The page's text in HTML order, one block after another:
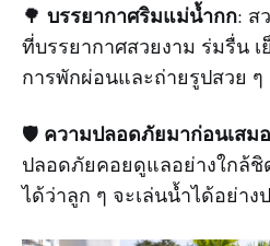
🌳 บรรยากาศริมแม่น้ำกก: ส
ที่บรรยากาศสวยงาม ร่มรื่น
การพักผ่อนและถ่ายรูปสวย ๆ
🛡️ ความปลอดภัยมาก่อนเสมอ
ปลอดภัยคอยดูแลอย่างใกล้
ได้ว่าลูก ๆ จะเล่นน้ำได้อย่า